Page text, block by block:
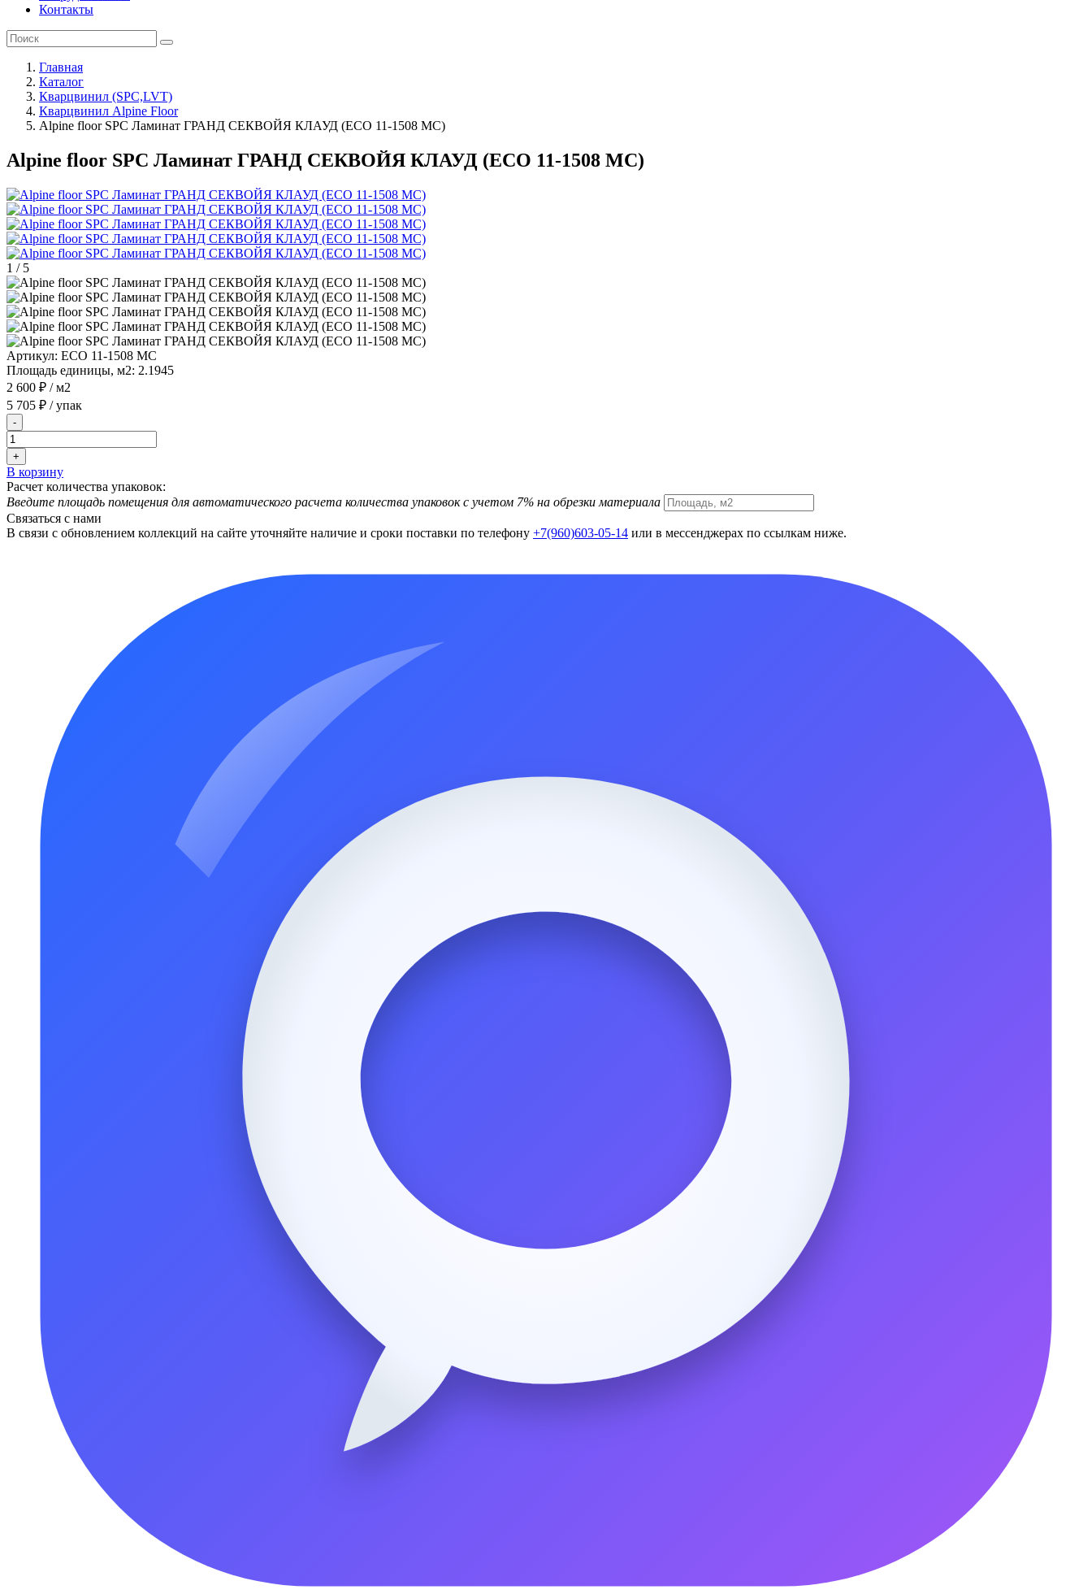
Контакты
Главная
Каталог
Кварцвинил (SPC,LVT)
Кварцвинил Alpine Floor
Alpine floor SPC Ламинат ГРАНД СЕКВОЙЯ КЛАУД (ECO 11-1508 MC)
Alpine floor SPC Ламинат ГРАНД СЕКВОЙЯ КЛАУД (ECO 11-1508 MC)
1 / 5
Артикул: ECO 11-1508 MC
Площадь единицы, м2: 2.1945
2 600 ₽ / м2
5 705 ₽ / упак
-
+
В корзину
Расчет количества упаковок:
Введите площадь помещения для автоматического расчета количества упаковок с учетом 7% на обрезки материала
Связаться с нами
В связи с обновлением коллекций на сайте уточняйте наличие и сроки поставки по телефону +7(960)603-05-14 или в мессенджерах по ссылкам ниже.